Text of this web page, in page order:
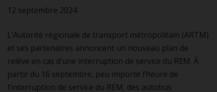
12 septembre 2024
L’Autorité régionale de transport métropolitain (ARTM)
et ses partenaires annoncent un nouveau plan de
relève en cas d’une interruption de service du REM. À
partir du 16 septembre, peu importe l’heure de
l’interruption de service du REM, des autobus